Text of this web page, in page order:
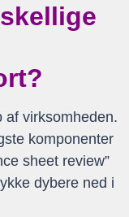
af virksomheden.
komponenter
sheet review”
dybere ned i